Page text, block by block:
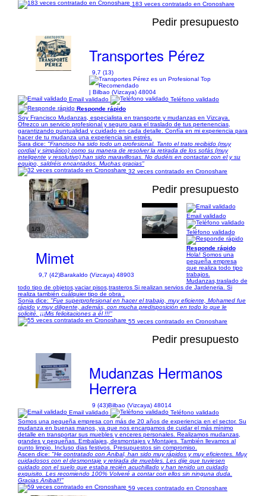
183 veces contratado en Cronoshare
Pedir presupuesto
Transportes Pérez
9,7 (13)
| Bilbao (Vizcaya) 48004
Email validado
Teléfono validado
Responde rápido
Soy Francisco Mudanzas, especialista en transporte y mudanzas en Vizcaya.
Ofrezco un servicio profesional y seguro para el traslado de tus pertenencias,
garantizando puntualidad y cuidado en cada detalle. Confía en mi experiencia para
hacer de tu mudanza una experiencia sin estrés.
Sara dice: "Francisco ha sido todo un profesional. Tanto el trato recibido (muy
cordial y simpático) como su manera de resolver la retirada de los sofás (muy
inteligente y resolutivo) han sido maravillosas. No dudéis en contactar con el y su
equipo, saldréis encantados. Muchas gracias"
32 veces contratado en Cronoshare
1/3
Pedir presupuesto
Mimet
9,7 (42)Barakaldo (Vizcaya) 48903
Email validado
Teléfono validado
Responde rápido
Hola! Somos una
pequeña empresa
que realiza todo tipo
trabajos.
Mudanzas,traslado de
todo tipo de objetos,vaciar pisos,trasteros Si realizan servios de Jardeneria. Si
realiza también cuálquier tipo de obra .
Sonia dice: "Fue superprofesional en hacer el trabajo, muy eficiente, Mohamed fue
rápido y muy diligente, además, con mucha predisposición en todo lo que le
solicité. ¡¡¡Mis felicitaciones a él !!!"
55 veces contratado en Cronoshare
Pedir presupuesto
Mudanzas Hermanos
Herrera
9 (43)Bilbao (Vizcaya) 48014
Email validado
Teléfono validado
Somos una pequeña empresa con más de 20 años de experiencia en el sector. Su
mudanza en buenas manos, ya que nos encargamos de cuidar el más mínimo
detalle en transportar sus muebles y enceres personales. Realizamos mudanzas,
grandes y pequeñas. Embalajes, desmontajes y Montajes. También llevamos al
punto limpio. Incluso dias festivos. Presupuestos sin compromiso.
Ascen dice: "He contratado con Anibal, han sido muy rápidos y muy eficientes. Muy
cuidadosos con el desmontaje y retirada de muebles. Les dije que tuviesen
cuidado con el suelo que estaba recién acuchillado y han tenido un cuidado
exquisito. Les recomiendo 100% Volveré a contar con ellos sin ninguna duda.
Gracias Anibal!!"
59 veces contratado en Cronoshare